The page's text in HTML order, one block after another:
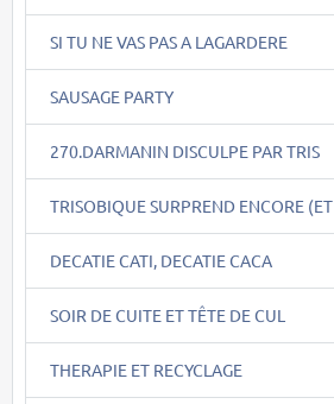
SI TU NE VAS PAS A LAGARDERE
SAUSAGE PARTY
270.DARMANIN DISCULPE PAR TRIS
TRISOBIQUE SURPREND ENCORE (ET
DECATIE CATI, DECATIE CACA
SOIR DE CUITE ET TÊTE DE CUL
THERAPIE ET RECYCLAGE